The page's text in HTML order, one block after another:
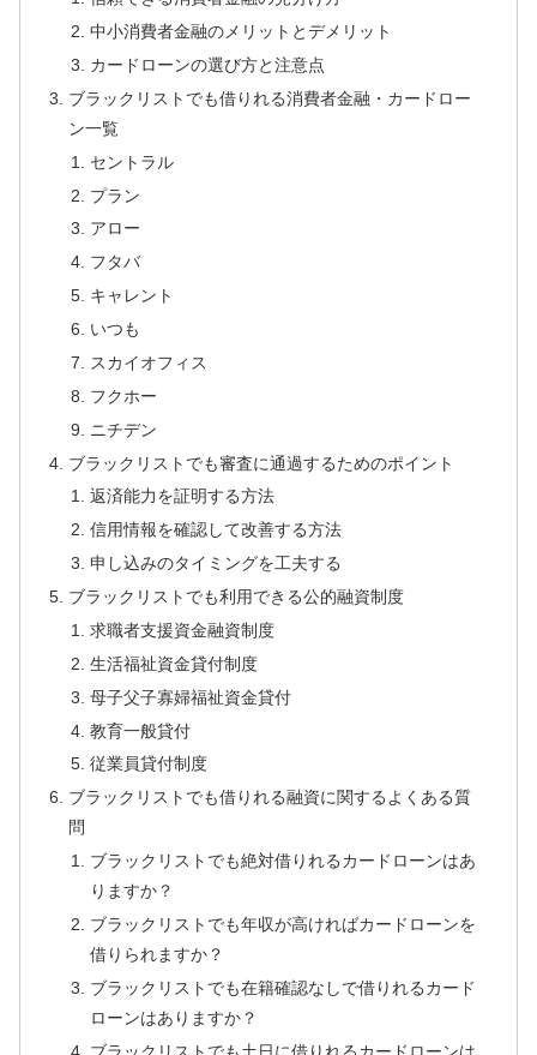
中小消費者金融のメリットとデメリット
カードローンの選び方と注意点
ブラックリストでも借りれる消費者金融・カードロー
ン一覧
セントラル
プラン
アロー
フタバ
キャレント
いつも
スカイオフィス
フクホー
ニチデン
ブラックリストでも審査に通過するためのポイント
返済能力を証明する方法
信用情報を確認して改善する方法
申し込みのタイミングを工夫する
ブラックリストでも利用できる公的融資制度
求職者支援資金融資制度
生活福祉資金貸付制度
母子父子寡婦福祉資金貸付
教育一般貸付
従業員貸付制度
ブラックリストでも借りれる融資に関するよくある質
問
ブラックリストでも絶対借りれるカードローンはあ
りますか？
ブラックリストでも年収が高ければカードローンを
借りられますか？
ブラックリストでも在籍確認なしで借りれるカード
ローンはありますか？